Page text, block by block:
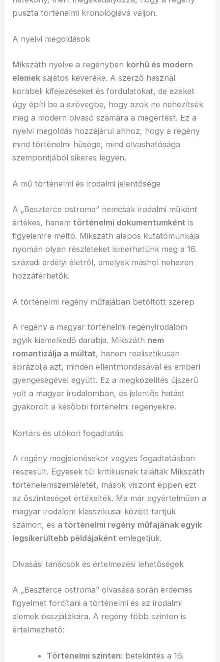
puszta történelmi kronológiává váljon.
A nyelvi megoldások
Mikszáth nyelve a regényben korhű és modern
elemek sajátos keveréke. A szerző használ
korabeli kifejezéseket és fordulatokat, de ezeket
úgy építi be a szövegbe, hogy azok ne nehezítsék
meg a modern olvasó számára a megértést. Ez a
nyelvi megoldás hozzájárul ahhoz, hogy a regény
mind történelmi hűsége, mind olvashatósága
szempontjából sikeres legyen.
A mű történelmi és irodalmi jelentősége
A „Beszterce ostroma” nemcsak irodalmi műként
értékes, hanemtörténelmi dokumentumként is
figyelemre méltó. Mikszáth alapos kutatómunkája
nyomán olyan részleteket ismerhetünk meg a 16.
századi erdélyi életről, amelyek máshol nehezen
hozzáférhetők.
A történelmi regény műfajában betöltött szerep
A regény a magyar történelmi regényirodalom
egyik kiemelkedő darabja. Mikszáth nem
romantizálja a múltat, hanem realisztikusan
ábrázolja azt, minden ellentmondásával és emberi
gyengeségével együtt. Ez a megközelítés újszerű
volt a magyar irodalomban, és jelentős hatást
gyakorolt a későbbi történelmi regényekre.
Kortárs és utókori fogadtatás
A regény megjelenésekor vegyes fogadtatásban
részesült. Egyesek túl kritikusnak találták Mikszáth
történelemszemléletét, mások viszont éppen ezt
az őszinteséget értékelték. Ma már egyértelműen a
magyar irodalom klasszikusai között tartjuk
számon, és a történelmi regény műfajának egyik
legsikerültebb példájaként emlegetjük.
Olvasási tanácsok és értelmezési lehetőségek
A „Beszterce ostroma” olvasása során érdemes
figyelmet fordítani a történelmi és az irodalmi
elemek összjátékára. A regény több szinten is
értelmezhető:
Történelmi szinten: betekintés a 16.